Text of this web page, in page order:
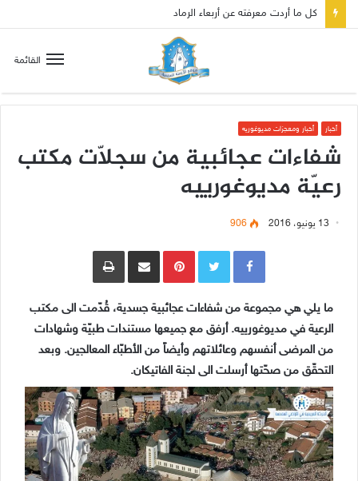
القائمة
أخبار أخبار ومعجزات مديوغوريه
شفاءات عجائبية من سجلّات مكتب
رعيّة مديوغورييه
13 يونيو، 2016 906
Pinterestمشاركة عبر البريد طباعة
ما يلي هي مجموعة من شفاءات عجائبية جسدية، قُدّمت الى مكتب
الرعية في مديوغورييه. أرفق مع جميعها مستندات طبيّة وشهادات
من المرضى أنفسهم وعائلاتهم وأيضاً من الأطبّاء المعالجين. وبعد
التحقّق من صحّتها أرسلت الى لجنة الفاتيكان.